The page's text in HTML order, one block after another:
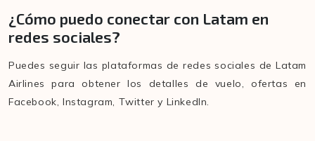
¿Cómo puedo conectar con Latam en
redes sociales?
Puedes seguir las plataformas de redes sociales de Latam
Airlines para obtener los detalles de vuelo, ofertas en
Facebook, Instagram, Twitter y LinkedIn.